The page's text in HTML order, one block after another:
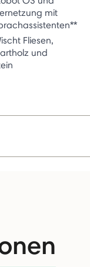
mit
Fliesen,
und